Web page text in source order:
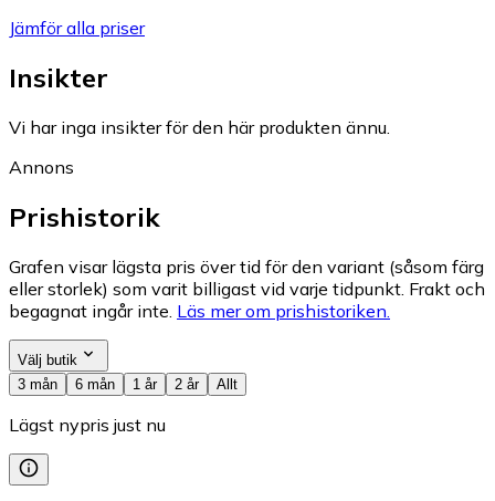
Jämför alla priser
Insikter
Vi har inga insikter för den här produkten ännu.
Annons
Prishistorik
Grafen visar lägsta pris över tid för den variant (såsom färg
eller storlek) som varit billigast vid varje tidpunkt. Frakt och
begagnat ingår inte. Läs mer om prishistoriken.
Välj butik
3 mån
6 mån 1 år 2 år Allt
Lägst nypris just nu